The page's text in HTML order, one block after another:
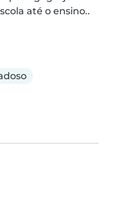
até o ensino..